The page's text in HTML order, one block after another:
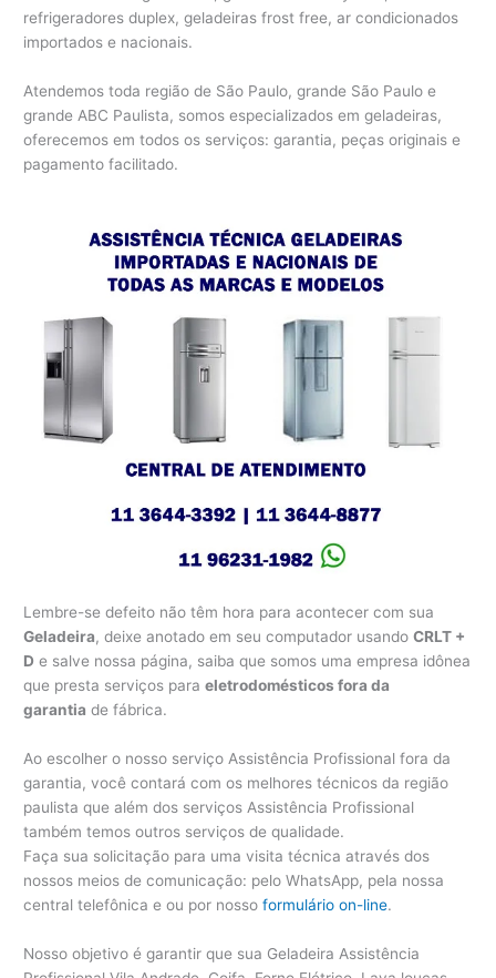
refrigeradores duplex, geladeiras frost free, ar condicionados
importados e nacionais.
Atendemos toda região de São Paulo, grande São Paulo e
grande ABC Paulista, somos especializados em geladeiras,
oferecemos em todos os serviços: garantia, peças originais e
pagamento facilitado.
Lembre-se defeito não têm hora para acontecer com sua
Geladeira, deixe anotado em seu computador usandoCRLT +
D e salve nossa página, saiba que somos uma empresa idônea
que presta serviços paraeletrodomésticos fora da
garantia de fábrica.
Ao escolher o nosso serviço Assistência Profissional fora da
garantia, você contará com os melhores técnicos da região
paulista que além dos serviços Assistência Profissional
também temos outros serviços de qualidade.
Faça sua solicitação para uma visita técnica através dos
nossos meios de comunicação: pelo WhatsApp, pela nossa
central telefônica e ou por nossoformulário on-line.
Nosso objetivo é garantir que sua Geladeira Assistência